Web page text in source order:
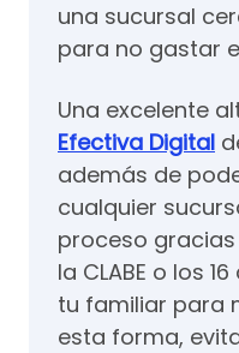
una sucursal
para no gastar
Una excelente
Efectiva Digital
además de
cualquier
proceso
la CLABE o los
tu familiar para
esta forma,